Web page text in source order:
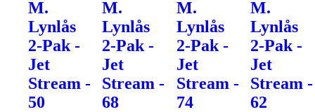
M.
Lynlås
2-Pak -
Jet
Stream -
50
M.
Lynlås
2-Pak -
Jet
Stream -
68
M.
Lynlås
2-Pak -
Jet
Stream -
74
M.
Lynlås
2-Pak -
Jet
Stream -
62